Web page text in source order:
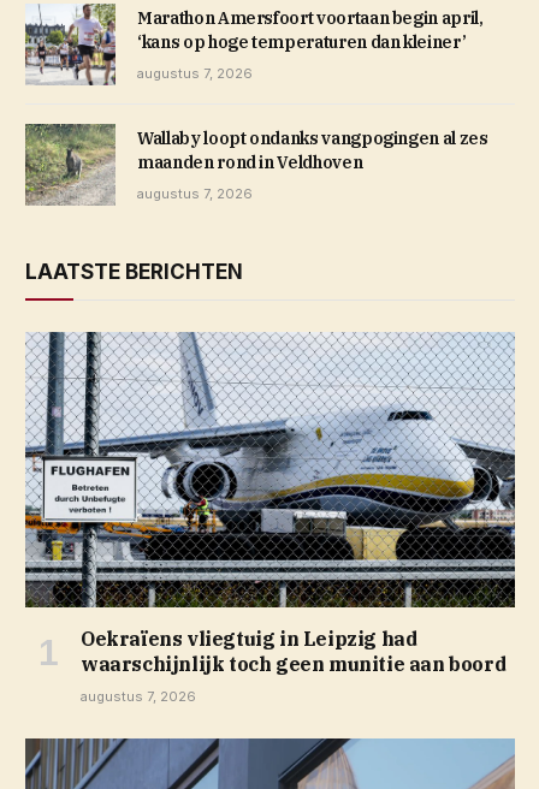
Marathon Amersfoort voortaan begin april,
‘kans op hoge temperaturen dan kleiner’
augustus 7, 2026
Wallaby loopt ondanks vangpogingen al zes
maanden rond in Veldhoven
augustus 7, 2026
LAATSTE BERICHTEN
Oekraïens vliegtuig in Leipzig had
waarschijnlijk toch geen munitie aan boord
augustus 7, 2026